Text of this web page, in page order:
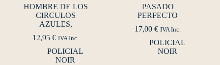
HOMBRE DE LOS
CIRCULOS
AZULES,
12,95€ IVA Inc.
POLICIAL
NOIR
PASADO
PERFECTO
17,00€ IVA Inc.
POLICIAL
NOIR